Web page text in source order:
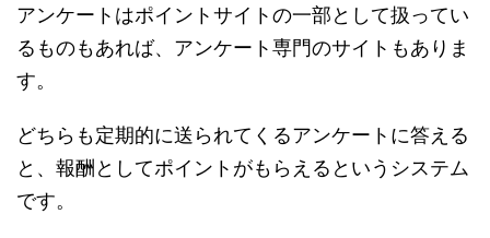
アンケートはポイントサイトの一部として扱ってい
るものもあれば、アンケート専門のサイトもありま
す。
どちらも定期的に送られてくるアンケートに答える
と、報酬としてポイントがもらえるというシステム
です。